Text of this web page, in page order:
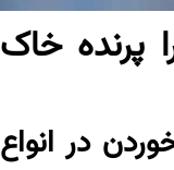
پرنده‌ خاک
در انواع